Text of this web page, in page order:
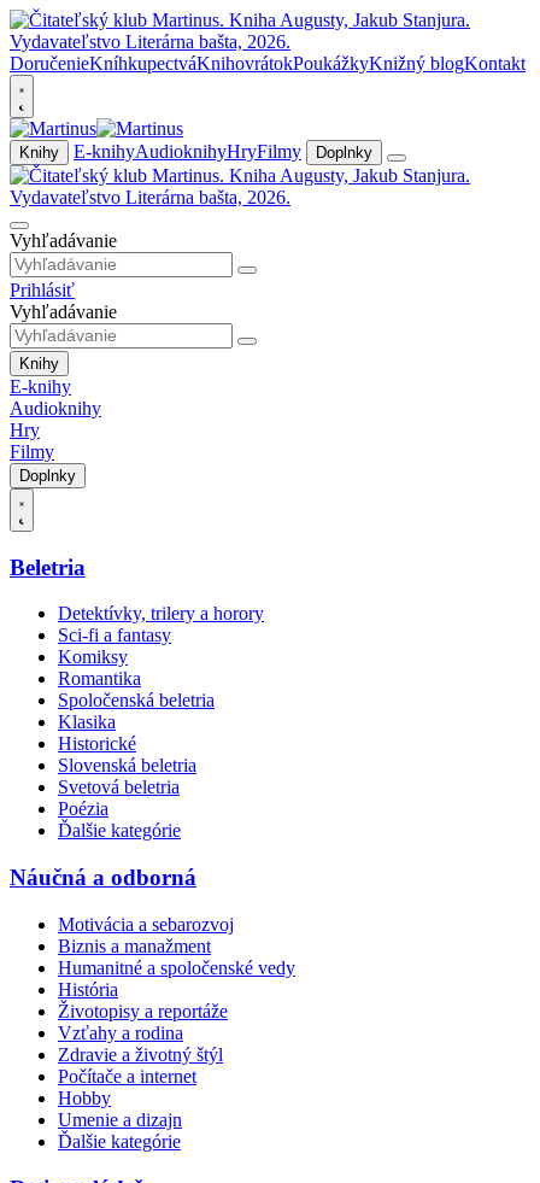
DoručenieKníhkupectváKnihovrátokPoukážkyKnižný blogKontakt
Knihy E-knihyAudioknihyHryFilmy Doplnky
Vyhľadávanie
Prihlásiť
Vyhľadávanie
Knihy
E-knihy
Audioknihy
Hry
Filmy
Doplnky
Beletria
Detektívky, trilery a horory
Sci-fi a fantasy
Komiksy
Romantika
Spoločenská beletria
Klasika
Historické
Slovenská beletria
Svetová beletria
Poézia
Ďalšie kategórie
Náučná a odborná
Motivácia a sebarozvoj
Biznis a manažment
Humanitné a spoločenské vedy
História
Životopisy a reportáže
Vzťahy a rodina
Zdravie a životný štýl
Počítače a internet
Hobby
Umenie a dizajn
Ďalšie kategórie